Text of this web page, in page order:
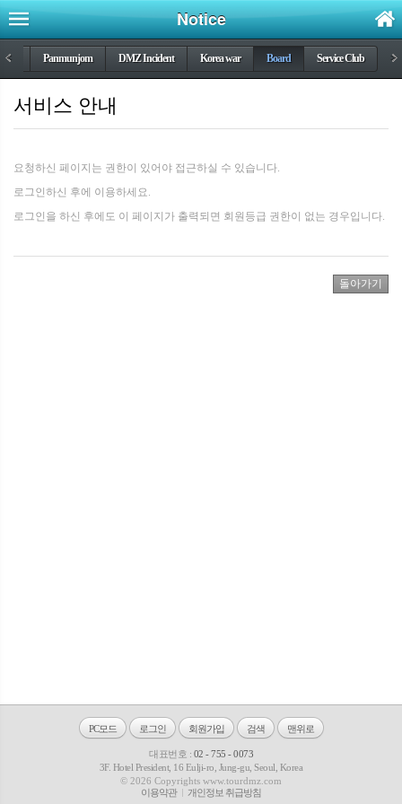
Notice
< Panmunjom DMZ Incident Korea war Board Service Club >
서비스 안내
요청하신 페이지는 권한이 있어야 접근하실 수 있습니다.
로그인하신 후에 이용하세요.
로그인을 하신 후에도 이 페이지가 출력되면 회원등급 권한이 없는 경우입니다.
PC모드 로그인 회원가입 검색 맨위로
대표번호 : 02 - 755 - 0073
3F. Hotel President, 16 Eulji-ro, Jung-gu, Seoul, Korea
© 2026 Copyrights www.tourdmz.com
이용약관
개인정보 취급방침